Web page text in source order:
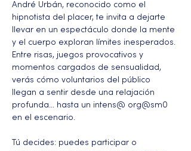
André Urbán, reconocido como el
hipnotista del placer, te invita a dejarte
llevar en un espectáculo donde la mente
y el cuerpo exploran límites inesperados.
Entre risas, juegos provocativos y
momentos cargados de sensualidad,
verás cómo voluntarios del público
llegan a sentir desde una relajación
profunda… hasta un intens@ org@sm0
en el escenario.
Tú decides: puedes participar o